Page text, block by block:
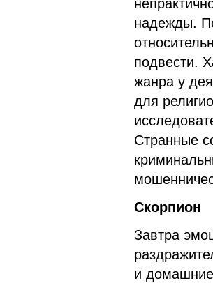
надежды.
подвести.
жанра у
для
Странные
Скорпион
Завтра
и